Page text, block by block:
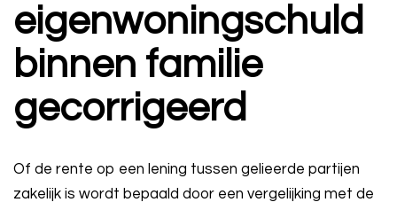
eigenwoningschuld
binnen familie
gecorrigeerd
Of de rente op een lening tussen gelieerde partijen
zakelijk is wordt bepaald door een vergelijking met de